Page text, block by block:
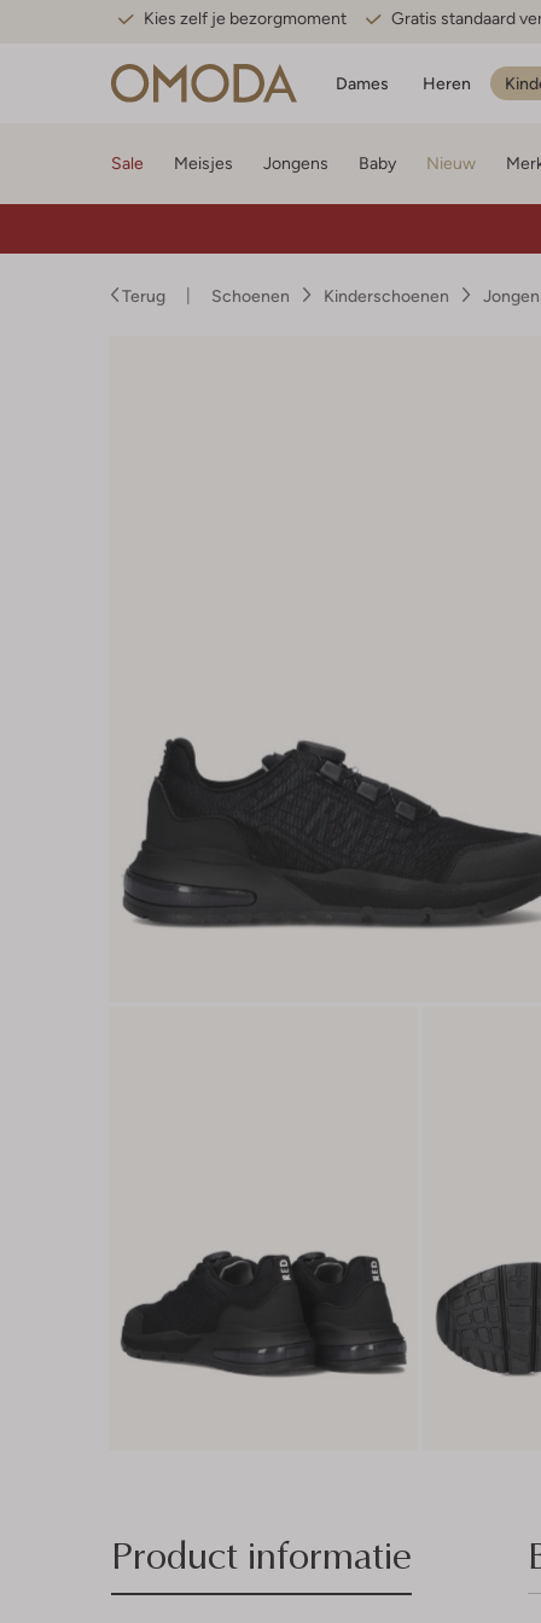
Kies zelf je bezorgmoment Gratis standaard
Dames Heren
Sale Meisjes Jongens Baby Nieuw
Terug Schoenen Kinderschoenen
Product informatie